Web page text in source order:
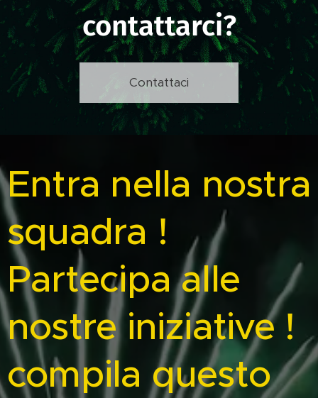
contattarci?
Contattaci
Entra nella nostra
squadra !
Partecipa alle
nostre iniziative !
compila questo